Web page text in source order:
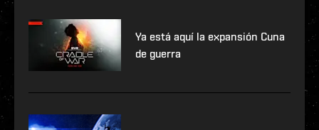
Ya está aquí la expansión Cuna
de guerra